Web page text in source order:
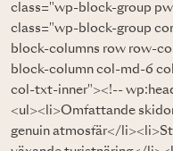
class="wp-block-group
class="wp-block-group
block-columns row row-
block-column col-md-6
col-txt-inner"><!--
<ul><li>Omfattande
genuin atmosfär</